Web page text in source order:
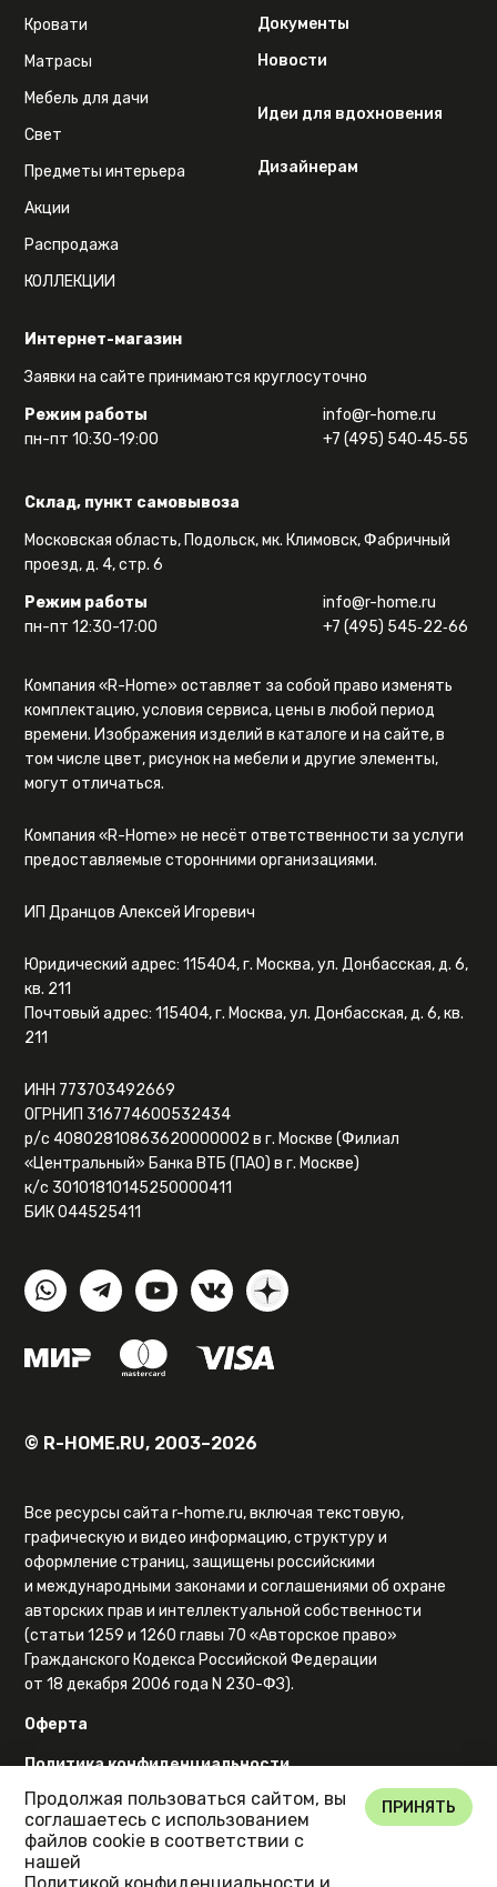
Интернет-магазин
Заявки на сайте принимаются круглосуточно
Режим работы
пн-пт 10:30-19:00
info@r-home.ru
+7 (495) 540‑45‑55
Склад, пункт самовывоза
Московская область, Подольск, мк. Климовск, Фабричный
проезд, д. 4, стр. 6
Режим работы
пн-пт 12:30-17:00
info@r-home.ru
+7 (495) 545‑22‑66
Кровати
Матрасы
Мебель для дачи
Свет
Предметы интерьера
Акции
Распродажа
КОЛЛЕКЦИИ
Документы
Новости
Идеи для вдохновения
Дизайнерам
Компания «R-Home» оставляет за собой право изменять
комплектацию, условия сервиса, цены в любой период
времени. Изображения изделий в каталоге и на сайте, в
том числе цвет, рисунок на мебели и другие элементы,
могут отличаться.
Компания «R-Home» не несёт ответственности за услуги
предоставляемые сторонними организациями.
ИП Дранцов Алексей Игоревич
Юридический адрес: 115404, г. Москва, ул. Донбасская, д. 6,
кв. 211
Почтовый адрес: 115404, г. Москва, ул. Донбасская, д. 6, кв.
211
ИНН 773703492669
ОГРНИП 316774600532434
р/с 40802810863620000002 в г. Москве (Филиал
«Центральный» Банка ВТБ (ПАО) в г. Москве)
к/с 30101810145250000411
БИК 044525411
© R-HOME.RU, 2003–2026
Все ресурсы сайта r-home.ru, включая текстовую,
графическую и видео информацию, структуру и
оформление страниц, защищены российскими
и международными законами и соглашениями об охране
авторских прав и интеллектуальной собственности
(статьи 1259 и 1260 главы 70 «Авторское право»
Гражданского Кодекса Российской Федерации
от 18 декабря 2006 года N 230-ФЗ).
Оферта
Политика конфиденциальности
Карта сайта
Продолжая пользоваться сайтом, вы
соглашаетесь с использованием
файлов cookie в соответствии с
нашей
ПРИНЯТЬ